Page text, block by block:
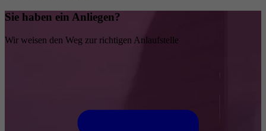
Sie haben ein Anliegen?
Wir weisen den Weg zur richtigen Anlaufstelle